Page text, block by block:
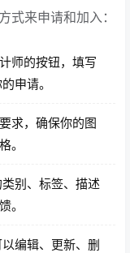
式来申请和加入：
师的按钮，填写
申请。
求，确保你的图
。
别、标签、描述
。
编辑、更新、删